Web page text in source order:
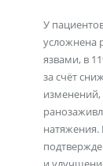
У
усложнена
язвами, в
за счёт
изменений,
натяжения.